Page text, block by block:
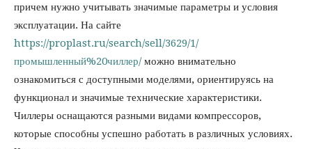
причем нужно учитывать значимые параметры и условия
эксплуатации. На сайте
https://proplast.ru/search/sell/3629/1/
промышленный%20чиллер/можно внимательно
ознакомиться с доступными моделями, ориентируясь на
функционал и значимые технические характеристики.
Чиллеры оснащаются разными видами компрессоров,
которые способны успешно работать в различных условиях.